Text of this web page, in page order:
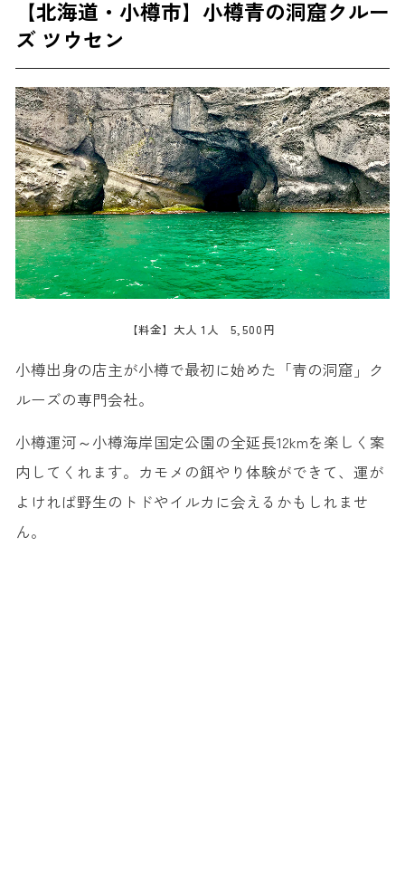
【北海道・小樽市】小樽青の洞窟クルー
ズ ツウセン
【料金】大人 1人 5,500円
小樽出身の店主が小樽で最初に始めた「青の洞窟」ク
ルーズの専門会社。
小樽運河～小樽海岸国定公園の全延長12kmを楽しく案
内してくれます。カモメの餌やり体験ができて、運が
よければ野生のトドやイルカに会えるかもしれませ
ん。